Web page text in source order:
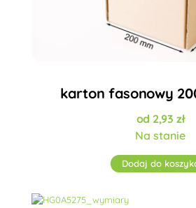
karton fasonowy
2,93 zł
Na stanie
Dodaj do